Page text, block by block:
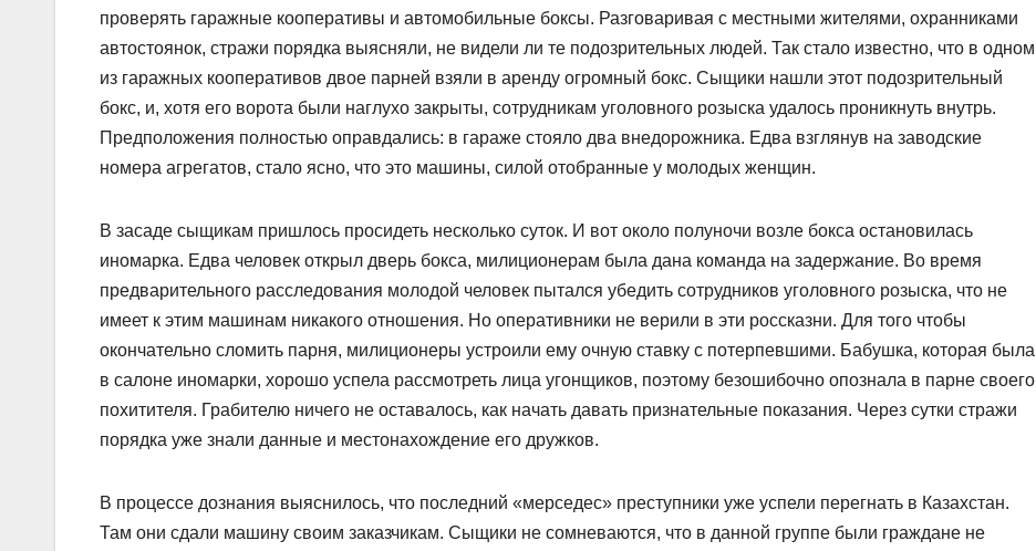
проверять гаражные кооперативы и автомобильные боксы. Разговаривая с местными жителями, охранниками
автостоянок, стражи порядка выясняли, не видели ли те подозрительных людей. Так стало известно, что в одном
из гаражных кооперативов двое парней взяли в аренду огромный бокс. Сыщики нашли этот подозрительный
бокс, и, хотя его ворота были наглухо закрыты, сотрудникам уголовного розыска удалось проникнуть внутрь.
Предположения полностью оправдались: в гараже стояло два внедорожника. Едва взглянув на заводские
номера агрегатов, стало ясно, что это машины, силой отобранные у молодых женщин.
В засаде сыщикам пришлось просидеть несколько суток. И вот около полуночи возле бокса остановилась
иномарка. Едва человек открыл дверь бокса, милиционерам была дана команда на задержание. Во время
предварительного расследования молодой человек пытался убедить сотрудников уголовного розыска, что не
имеет к этим машинам никакого отношения. Но оперативники не верили в эти россказни. Для того чтобы
окончательно сломить парня, милиционеры устроили ему очную ставку с потерпевшими. Бабушка, которая была
в салоне иномарки, хорошо успела рассмотреть лица угонщиков, поэтому безошибочно опознала в парне своего
похитителя. Грабителю ничего не оставалось, как начать давать признательные показания. Через сутки стражи
порядка уже знали данные и местонахождение его дружков.
В процессе дознания выяснилось, что последний «мерседес» преступники уже успели перегнать в Казахстан.
Там они сдали машину своим заказчикам. Сыщики не сомневаются, что в данной группе были граждане не